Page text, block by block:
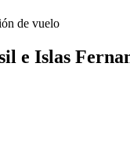
de vuelo
e Islas